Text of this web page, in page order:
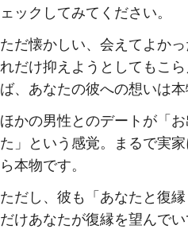
ェックしてみてください。
ただ懐かしい、会えてよか
れだけ抑えようとしてもこ
ば、あなたの彼への想いは本
ほかの男性とのデートが「
た」という感覚。まるで実
ら本物です。
ただし、彼も「あなたと復
だけあなたが復縁を望んで